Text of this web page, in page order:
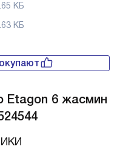
КБ
КБ
Etagon 6 жасмин